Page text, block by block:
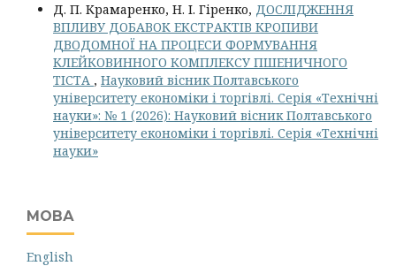
Д. П. Крамаренко, Н. І. Гіренко, ДОСЛІДЖЕННЯ
ВПЛИВУ ДОБАВОК ЕКСТРАКТІВ КРОПИВИ
ДВОДОМНОЇ НА ПРОЦЕСИ ФОРМУВАННЯ
КЛЕЙКОВИННОГО КОМПЛЕКСУ ПШЕНИЧНОГО
ТІСТА , Науковий вісник Полтавського
університету економіки і торгівлі. Серія «Технічні
науки»: № 1 (2026): Науковий вісник Полтавського
університету економіки і торгівлі. Серія «Технічні
науки»
МОВА
English